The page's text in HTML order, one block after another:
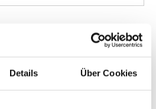
Details Über Cookies